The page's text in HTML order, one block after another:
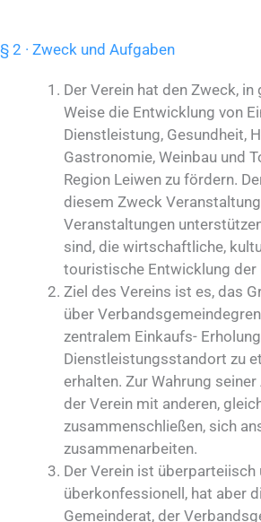
§ 2 · Zweck und Aufgaben
Der Verein hat den Zweck,
Weise die Entwicklung von
Dienstleistung, Gesundheit,
Gastronomie, Weinbau und
Region Leiwen zu fördern.
diesem Zweck
Veranstaltungen
sind, die wirtschaftliche,
touristische Entwicklung der
Ziel des Vereins ist es, das
über
zentralem Einkaufs-
Dienstleistungsstandort zu
erhalten. Zur Wahrung
der Verein mit anderen,
zusammenschließen, sich
zusammenarbeiten.
Der Verein ist überparteiisch
überkonfessionell, hat aber
Gemeinderat, der